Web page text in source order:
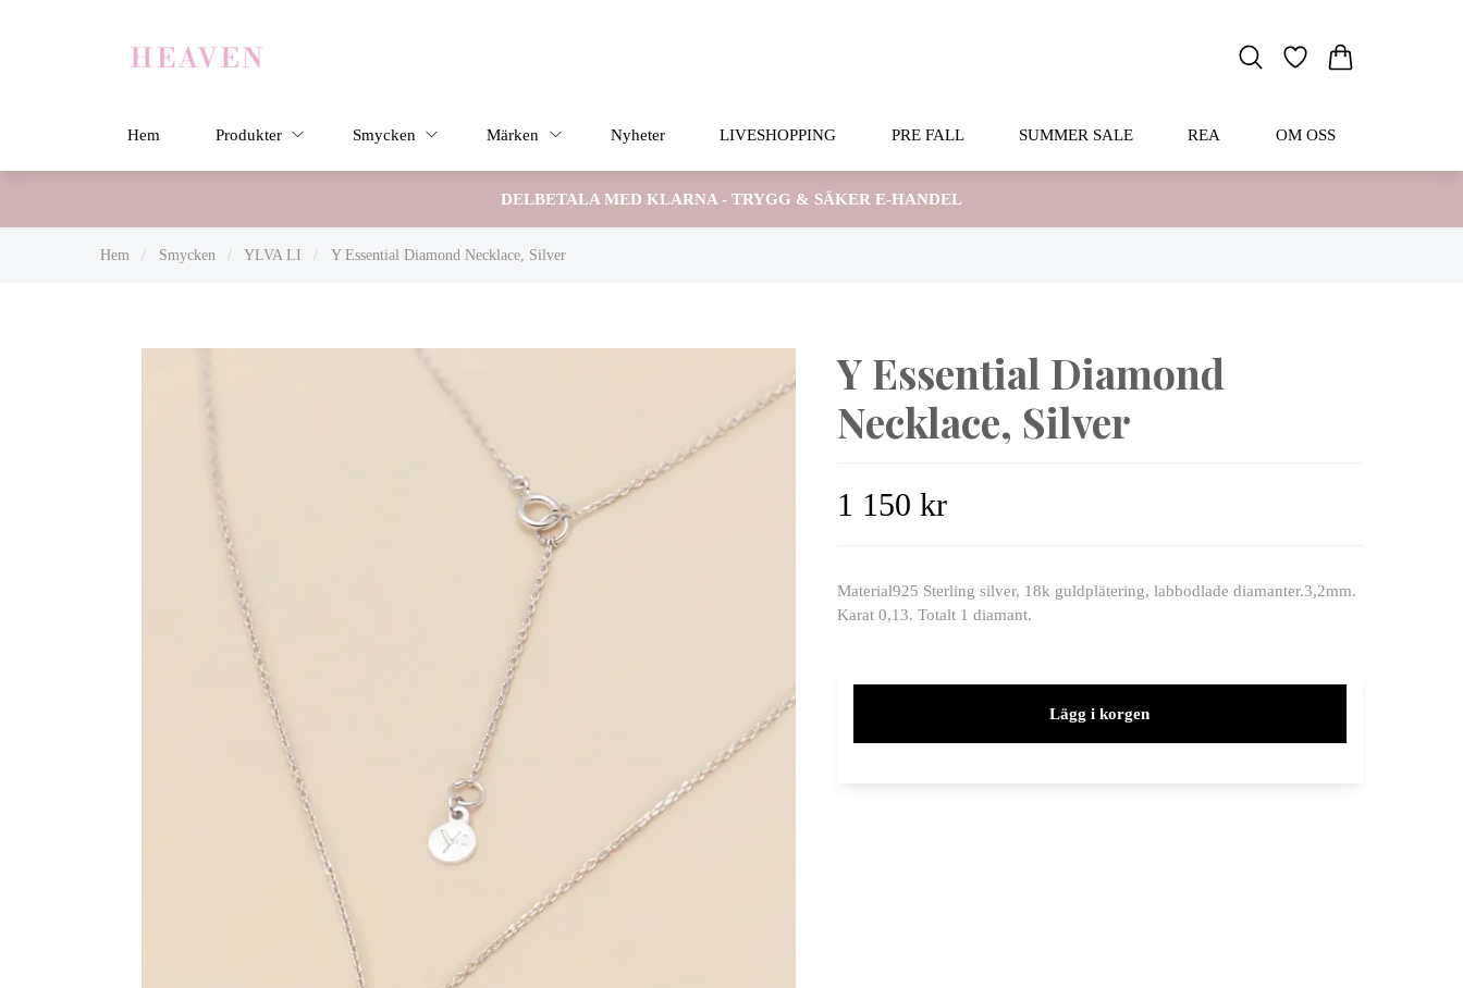
Hem Produkter Smycken Märken Nyheter LIVESHOPPING PRE FALL SUMMER SALE REA OM OSS
DELBETALA MED KLARNA - TRYGG & SÄKER E-HANDEL
Hem / Smycken / YLVA LI / Y Essential Diamond Necklace, Silver
Y Essential Diamond
Necklace, Silver
1 150 kr
Material925 Sterling silver, 18k guldplätering, labbodlade diamanter.3,2mm.
Karat 0,13. Totalt 1 diamant.
Lägg i korgen